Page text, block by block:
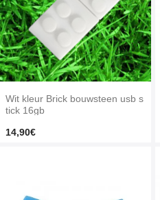
Wit kleur Brick bouwsteen usb s
tick 16gb
14,90€